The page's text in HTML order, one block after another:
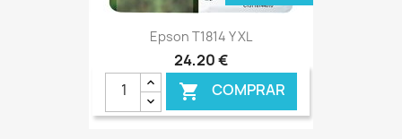
Epson T1814 Y XL
24,20 €
 COMPRAR